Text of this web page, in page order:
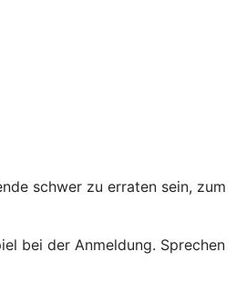
schwer zu erraten sein, zum
bei der Anmeldung. Sprechen